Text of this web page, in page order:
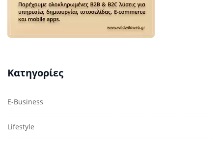
Κατηγορίες
E-Business
Lifestyle